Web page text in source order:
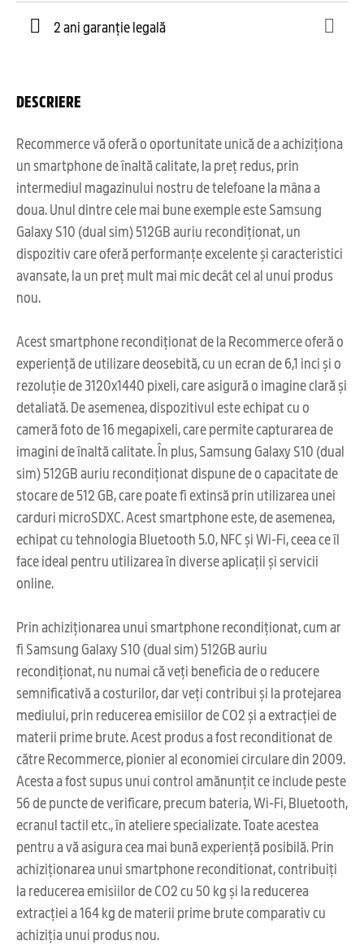
2 ani garanție legală
DESCRIERE
Recommerce vă oferă o oportunitate unică de a achiziționa
un smartphone de înaltă calitate, la preț redus, prin
intermediul magazinului nostru de telefoane la mâna a
doua. Unul dintre cele mai bune exemple este Samsung
Galaxy S10 (dual sim) 512GB auriu recondiționat, un
dispozitiv care oferă performanțe excelente și caracteristici
avansate, la un preț mult mai mic decât cel al unui produs
nou.
Acest smartphone recondiționat de la Recommerce oferă o
experiență de utilizare deosebită, cu un ecran de 6,1 inci și o
rezoluție de 3120x1440 pixeli, care asigură o imagine clară și
detaliată. De asemenea, dispozitivul este echipat cu o
cameră foto de 16 megapixeli, care permite capturarea de
imagini de înaltă calitate. În plus, Samsung Galaxy S10 (dual
sim) 512GB auriu recondiționat dispune de o capacitate de
stocare de 512 GB, care poate fi extinsă prin utilizarea unei
carduri microSDXC. Acest smartphone este, de asemenea,
echipat cu tehnologia Bluetooth 5.0, NFC și Wi-Fi, ceea ce îl
face ideal pentru utilizarea în diverse aplicații și servicii
online.
Prin achiziționarea unui smartphone recondiționat, cum ar
fi Samsung Galaxy S10 (dual sim) 512GB auriu
recondiționat, nu numai că veți beneficia de o reducere
semnificativă a costurilor, dar veți contribui și la protejarea
mediului, prin reducerea emisiilor de CO2 și a extracției de
materii prime brute. Acest produs a fost reconditionat de
către Recommerce, pionier al economiei circulare din 2009.
Acesta a fost supus unui control amănunțit ce include peste
56 de puncte de verificare, precum bateria, Wi-Fi, Bluetooth,
ecranul tactil etc., în ateliere specializate. Toate acestea
pentru a vă asigura cea mai bună experiență posibilă. Prin
achiziționarea unui smartphone reconditionat, contribuiți
la reducerea emisiilor de CO2 cu 50 kg și la reducerea
extracției a 164 kg de materii prime brute comparativ cu
achiziția unui produs nou.